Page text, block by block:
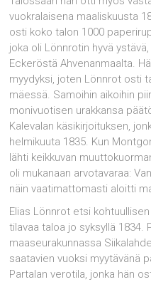
vuokralaisena maaliskuusta
osti koko talon 1000
joka oli Lönnrotin hyvä
Eckeröstä Ahvenanmaalta.
myydyksi, joten Lönnrot osti
mäessä. Samoihin aikoihin
monivuotisen urakkansa
Kalevalan käsikirjoituksen,
helmikuuta 1835. Kun
lähti keikkuvan
oli mukanaan arvotavaraa:
näin vaatimatto­masti aloitti
Elias Lönnrot etsi
tilavaa taloa jo syksyllä 1834.
maaseurakunnassa
saatavien vuoksi myytävänä
Partalan verotila, jonka hän